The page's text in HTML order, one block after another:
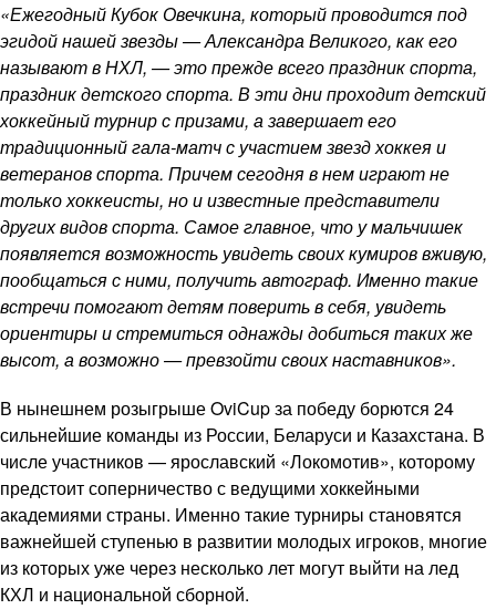
«Ежегодный Кубок Овечкина, который проводится под
эгидой нашей звезды — Александра Великого, как его
называют в НХЛ, — это прежде всего праздник спорта,
праздник детского спорта. В эти дни проходит детский
хоккейный турнир с призами, а завершает его
традиционный гала-матч с участием звезд хоккея и
ветеранов спорта. Причем сегодня в нем играют не
только хоккеисты, но и известные представители
других видов спорта. Самое главное, что у мальчишек
появляется возможность увидеть своих кумиров вживую,
пообщаться с ними, получить автограф. Именно такие
встречи помогают детям поверить в себя, увидеть
ориентиры и стремиться однажды добиться таких же
высот, а возможно — превзойти своих наставников».
В нынешнем розыгрыше OviCup за победу борются 24
сильнейшие команды из России, Беларуси и Казахстана. В
числе участников — ярославский «Локомотив», которому
предстоит соперничество с ведущими хоккейными
академиями страны. Именно такие турниры становятся
важнейшей ступенью в развитии молодых игроков, многие
из которых уже через несколько лет могут выйти на лед
КХЛ и национальной сборной.